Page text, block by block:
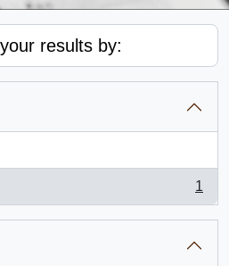
results by:
1